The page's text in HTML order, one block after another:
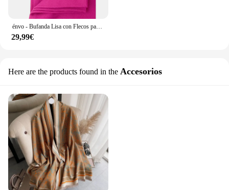
énvo - Bufanda Lisa con Flecos para Mujer Bufanda Caliente de Invierno Bufanda Larga y Suave Chal con Flecos
29,99€
Here are the products found in the Accesorios